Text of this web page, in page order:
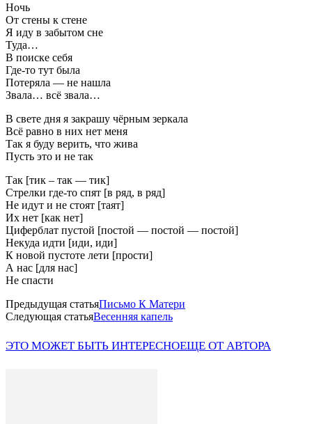
Ночь
От стены к стене
Я иду в забытом сне
Туда…
В поиске себя
Где-то тут была
Потеряла — не нашла
Звала… всё звала…
В свете дня я закрашу чёрным зеркала
Всё равно в них нет меня
Так я буду верить, что жива
Пусть это и не так
Так [тик – так — тик]
Стрелки где-то спят [в ряд, в ряд]
Не идут и не стоят [таят]
Их нет [как нет]
Циферблат пустой [постой — постой — постой]
Некуда идти [иди, иди]
К новой пустоте лети [прости]
А нас [для нас]
Не спасти
Предыдущая статьяПисьмо К Матери
Следующая статьяВесенняя капель
ЭТО МОЖЕТ БЫТЬ ИНТЕРЕСНОЕЩЕ ОТ АВТОРА